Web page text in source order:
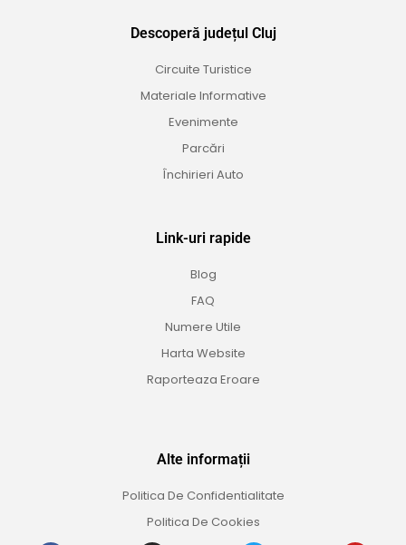
Descoperă județul Cluj
Circuite Turistice
Materiale Informative
Evenimente
Parcări
Închirieri Auto
Link-uri rapide
Blog
FAQ
Numere Utile
Harta Website
Raporteaza Eroare
Alte informații
Politica De Confidentialitate
Politica De Cookies